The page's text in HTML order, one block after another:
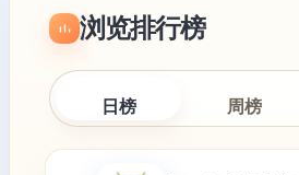
浏览排行榜
日榜 周榜